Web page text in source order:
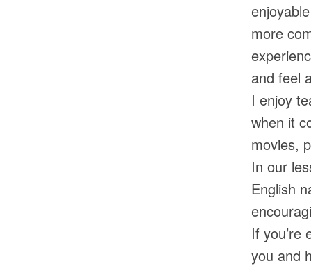
more
and feel
I enjoy
when it
movies,
In our
English
If you’re
you and